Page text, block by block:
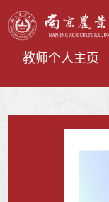
教师个人主页